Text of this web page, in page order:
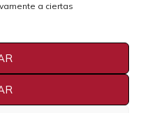
a ciertas